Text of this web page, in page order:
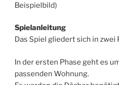
Beispielbild)
Spielanleitung
Das Spiel gliedert sich in zwei
In der ersten Phase geht es
passenden Wohnung.